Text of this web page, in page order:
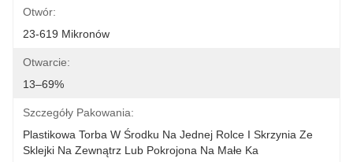
Otwór:
23-619 Mikronów
Otwarcie:
13–69%
Szczegóły Pakowania:
Plastikowa Torba W Środku Na Jednej Rolce I Skrzynia Ze
Sklejki Na Zewnątrz Lub Pokrojona Na Małe Ka